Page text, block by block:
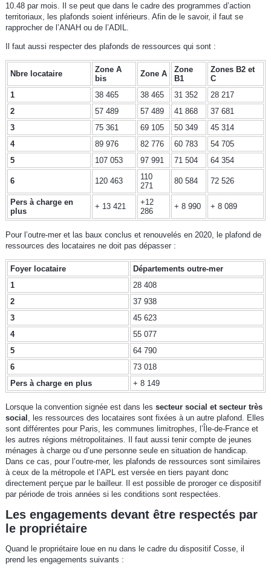
10.48 par mois. Il se peut que dans le cadre des programmes d’action
territoriaux, les plafonds soient inférieurs. Afin de le savoir, il faut se
rapprocher de l’ANAH ou de l’ADIL.
Il faut aussi respecter des plafonds de ressources qui sont :
Nbre locataire
Zone A
bis
Zone A
Zone
B1
Zones B2 et
C
1
38 465 38 465 31 352
28 217
2
57 489 57 489 41 868
37 681
3
75 361 69 105 50 349
45 314
4
89 976 82 776 60 783
54 705
5
107 053 97 991 71 504 64 354
6 120 463
110
271
80 584 72 526
Pers à charge en
plus
+ 13 421
+12
286
+ 8 990 + 8 089
Pour l’outre-mer et las baux conclus et renouvelés en 2020, le plafond de
ressources des locataires ne doit pas dépasser :
Foyer locataire
Départements outre-mer
1
28 408
2
37 938
3
45 623
4
55 077
5
64 790
6
73 018
Pers à charge en plus
+ 8 149
Lorsque la convention signée est dans les secteur social et secteur très
social , les ressources des locataires sont fixées à un autre plafond. Elles
sont différentes pour Paris, les communes limitrophes, l’Île-de-France et
les autres régions métropolitaines. Il faut aussi tenir compte de jeunes
ménages à charge ou d’une personne seule en situation de handicap.
Dans ce cas, pour l’outre-mer, les plafonds de ressources sont similaires
à ceux de la métropole et l’APL est versée en tiers payant donc
directement perçue par le bailleur. Il est possible de proroger ce dispositif
par période de trois années si les conditions sont respectées.
Les engagements devant être respectés par
le propriétaire
Quand le propriétaire loue en nu dans le cadre du dispositif Cosse, il
prend les engagements suivants :